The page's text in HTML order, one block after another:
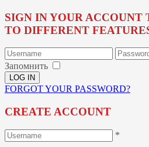
SIGN IN YOUR ACCOUNT
TO DIFFERENT
Запомнить
FORGOT YOUR PASSWORD?
CREATE ACCOUNT
*